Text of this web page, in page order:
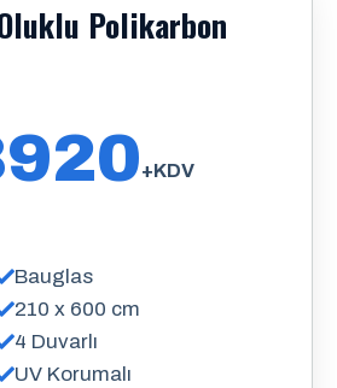
Polikarbon
+KDV
Bauglas
210 x 600 cm
4 Duvarlı
UV Korumalı